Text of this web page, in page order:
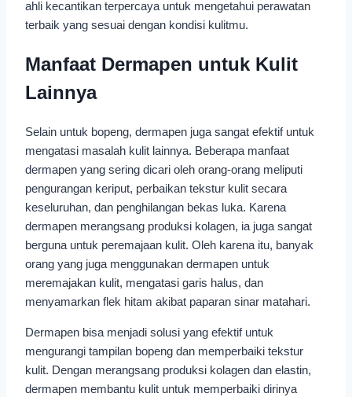
ahli kecantikan terpercaya untuk mengetahui perawatan
terbaik yang sesuai dengan kondisi kulitmu.
Manfaat Dermapen untuk Kulit
Lainnya
Selain untuk bopeng, dermapen juga sangat efektif untuk
mengatasi masalah kulit lainnya. Beberapa manfaat
dermapen yang sering dicari oleh orang-orang meliputi
pengurangan keriput, perbaikan tekstur kulit secara
keseluruhan, dan penghilangan bekas luka. Karena
dermapen merangsang produksi kolagen, ia juga sangat
berguna untuk peremajaan kulit. Oleh karena itu, banyak
orang yang juga menggunakan dermapen untuk
meremajakan kulit, mengatasi garis halus, dan
menyamarkan flek hitam akibat paparan sinar matahari.
Dermapen bisa menjadi solusi yang efektif untuk
mengurangi tampilan bopeng dan memperbaiki tekstur
kulit. Dengan merangsang produksi kolagen dan elastin,
dermapen membantu kulit untuk memperbaiki dirinya